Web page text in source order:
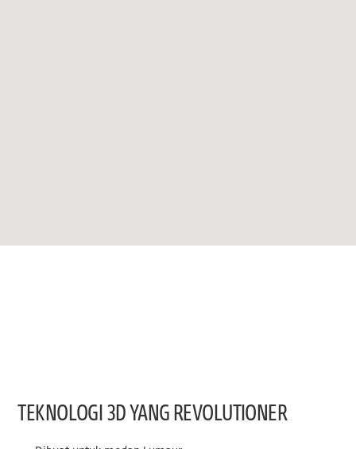
TEKNOLOGI 3D YANG REVOLUTIONER